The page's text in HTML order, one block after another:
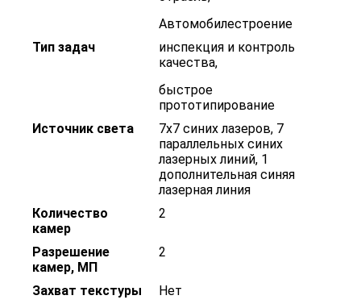
Автомобилестроение
Тип задач
инспекция и контроль
качества,
быстрое
прототипирование
Источник света
7х7 синих лазеров, 7
параллельных синих
лазерных линий, 1
дополнительная синяя
лазерная линия
Количество
камер
2
Разрешение
камер, МП
2
Захват текстуры
Нет